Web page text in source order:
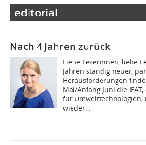
editorial
Nach 4 Jahren zurück
Liebe Leserinnen, liebe
Jahren ständig neuer,
Herausforderungen
Mai/Anfang Juni die
für Umwelttechnologien,
wieder...